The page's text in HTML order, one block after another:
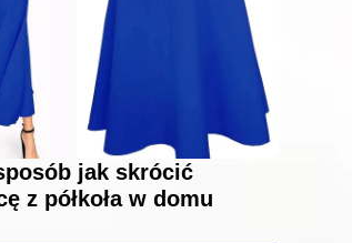
jak skrócić
z półkoła w domu